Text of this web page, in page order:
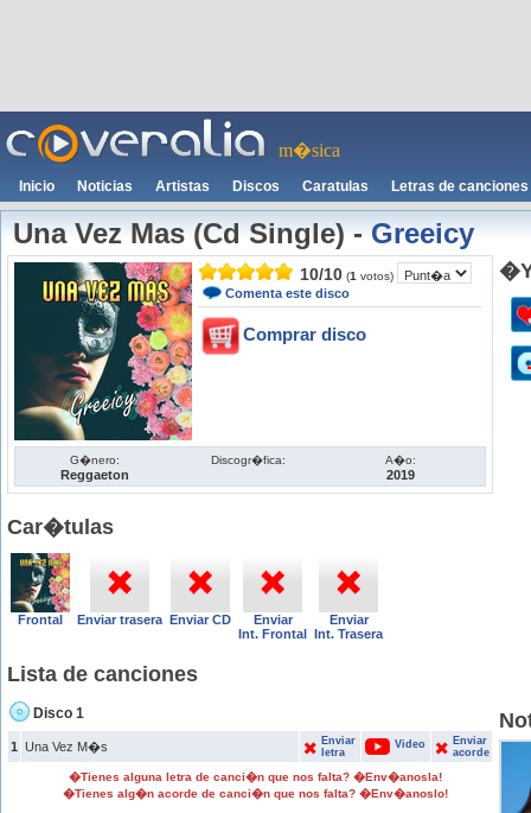
m�sica
Inicio Noticias Artistas Discos Caratulas Letras de canciones
Una Vez Mas (Cd Single)-Greeicy
10/10 (1 votos)
Comenta este disco
Comprar disco
G�nero:
Reggaeton
Discogr�fica: A�o:
2019
Car�tulas
Frontal Enviar trasera Enviar CD
Enviar
Int. Frontal
Enviar
Int. Trasera
Lista de canciones
Disco 1
1 Una Vez M�s
Enviar
letra
Video
Enviar
acorde
�Tienes alguna letra de canci�n que nos falta? �Env�anosla!
�Tienes alg�n acorde de canci�n que nos falta? �Env�anoslo!